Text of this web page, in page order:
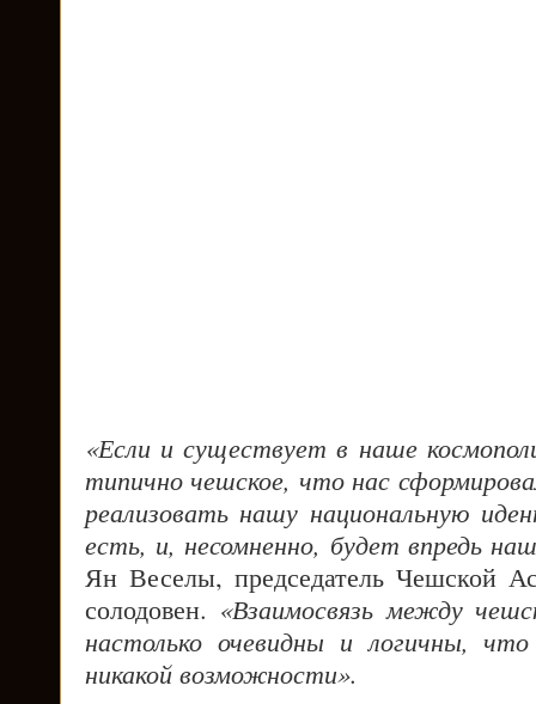
«Если и существует в наше
типично чешское, что нас
реализовать нашу национальную
есть, и, несомненно, будет впредь
Ян Веселы, председатель Чешской
солодовен. «Взаимосвязь между
настолько очевидны и логичны,
никакой возможности».